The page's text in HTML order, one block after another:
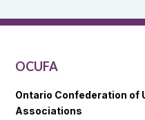
OCUFA
OCUFA
Ontario Confederation of
Associations